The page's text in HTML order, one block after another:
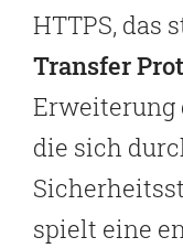
HTTPS, das
Transfer
Erweiterung
die sich
spielt eine